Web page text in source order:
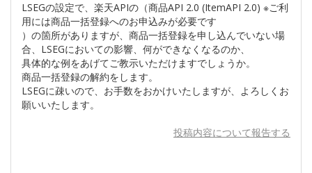
LSEGの設定で、楽天APIの（商品API 2.0 (ItemAPI 2.0) ※ご利
用には商品一括登録へのお申込みが必要です
）の箇所がありますが、商品一括登録を申し込んでいない場
合、LSEGにおいての影響、何ができなくなるのか、
具体的な例をあげてご教示いただけますでしょうか。
商品一括登録の解約をします。
LSEGに疎いので、お手数をおかけいたしますが、よろしくお
願いいたします。
投稿内容について報告する